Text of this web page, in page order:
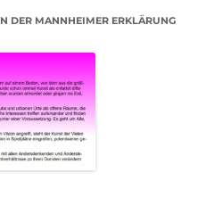
DER MANNHEIMER ERKLÄRUNG